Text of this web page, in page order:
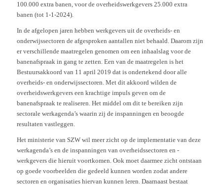
100.000 extra banen, voor de overheidswerkgevers 25.000 extra
banen (tot 1-1-2024).
In de afgelopen jaren hebben werkgevers uit de overheids- en
onderwijssectoren de afgesproken aantallen niet behaald. Daarom zijn
er verschillende maatregelen genomen om een inhaalslag voor de
banenafspraak in gang te zetten. Een van de maatregelen is het
Bestuursakkoord van 11 april 2019 dat is ondertekend door alle
overheids- en onderwijssectoren. Met dit akkoord wilden de
overheidswerkgevers een krachtige impuls geven om de
banenafspraak te realiseren. Het middel om dit te bereiken zijn
sectorale werkagenda’s waarin zij de inspanningen en beoogde
resultaten vastleggen.
Het ministerie van SZW wil meer zicht op de implementatie van deze
werkagenda’s en de inspanningen van overheidssectoren en -
werkgevers die hieruit voortkomen. Ook moet daarmee zicht ontstaan
op goede voorbeelden die gedeeld kunnen worden zodat andere
sectoren en organisaties hiervan kunnen leren. Daarnaast bestaat